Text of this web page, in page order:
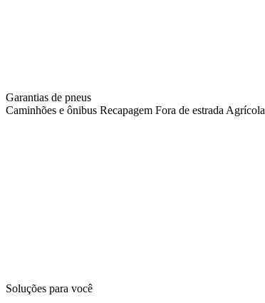
Garantias de pneus
Caminhões e ônibus Recapagem Fora de estrada Agrícola
Soluções para você